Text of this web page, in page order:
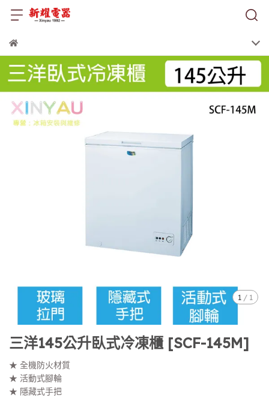
1 / 1
三洋145公升臥式冷凍櫃 [SCF-145M]
★ 全機防火材質
★ 活動式腳輪
★ 隱藏式手把